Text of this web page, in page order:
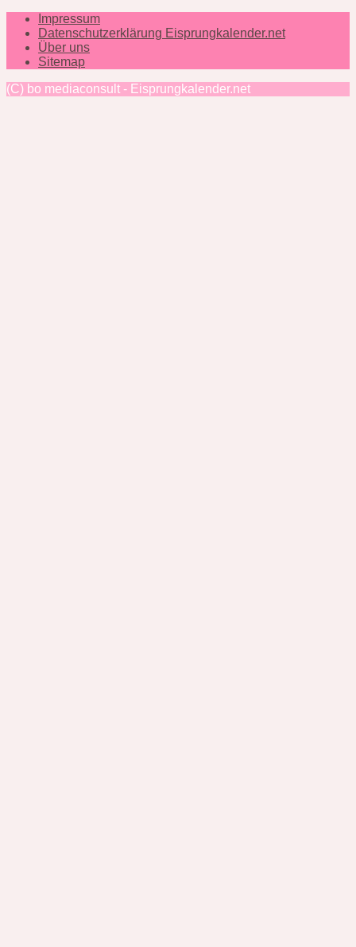
Impressum
Datenschutzerklärung Eisprungkalender.net
Über uns
Sitemap
(C) bo mediaconsult - Eisprungkalender.net